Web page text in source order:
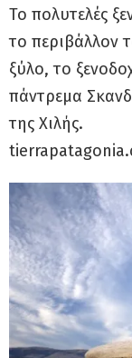
Το πολυτελές
το περιβάλλον
ξύλο, το
πάντρεμα
της Χιλής.